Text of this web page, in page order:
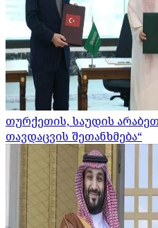
თურქეთის, საუდის
თავდაცვის შეთანხმება“